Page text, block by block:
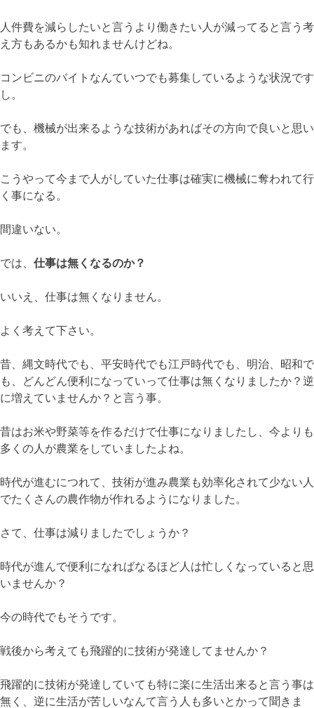
人件費を減らしたいと言うより働きたい人が減ってると言う考
え方もあるかも知れませんけどね。
コンビニのバイトなんていつでも募集しているような状況です
し。
でも、機械が出来るような技術があればその方向で良いと思い
ます。
こうやって今まで人がしていた仕事は確実に機械に奪われて行
く事になる。
間違いない。
では、 仕事は無くなるのか？
いいえ、仕事は無くなりません。
よく考えて下さい。
昔、縄文時代でも、平安時代でも江戸時代でも、明治、昭和で
も、どんどん便利になっていって仕事は無くなりましたか？逆
に増えていませんか？と言う事。
昔はお米や野菜等を作るだけで仕事になりましたし、今よりも
多くの人が農業をしていましたよね。
時代が進むにつれて、技術が進み農業も効率化されて少ない人
でたくさんの農作物が作れるようになりました。
さて、仕事は減りましたでしょうか？
時代が進んで便利になればなるほど人は忙しくなっていると思
いませんか？
今の時代でもそうです。
戦後から考えても飛躍的に技術が発達してませんか？
飛躍的に技術が発達していても特に楽に生活出来ると言う事は
無く、逆に生活が苦しいなんて言う人も多いとかって聞きま